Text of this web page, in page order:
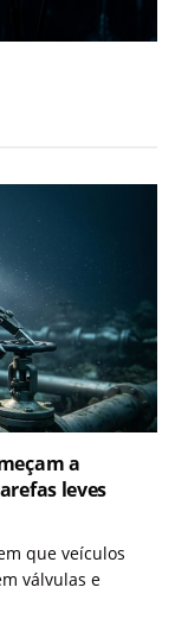
a
leves
que veículos
válvulas e